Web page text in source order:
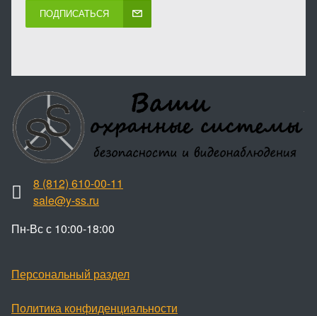
ПОДПИСАТЬСЯ
8 (812) 610-00-11
sale@y-ss.ru
Пн-Вс с 10:00-18:00
Персональный раздел
Политика конфиденциальности